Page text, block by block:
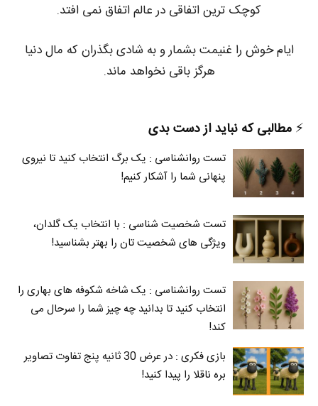
کوچک ترین اتفاقی در عالم اتفاق نمی افتد.
ایام خوش را غنیمت بشمار و به شادی بگذران که مال دنیا
هرگز باقی نخواهد ماند.
⚡️ مطالبی که نباید از دست بدی
تست روانشناسی : یک برگ انتخاب کنید تا نیروی
پنهانی شما را آشکار کنیم!
تست شخصیت شناسی : با انتخاب یک گلدان،
ویژگی های شخصیت تان را بهتر بشناسید!
تست روانشناسی : یک شاخه شکوفه های بهاری را
انتخاب کنید تا بدانید چه چیز شما را سرحال می‌
کند!
بازی فکری : در عرض 30 ثانیه پنج تفاوت تصاویر
بره ناقلا را پیدا کنید!